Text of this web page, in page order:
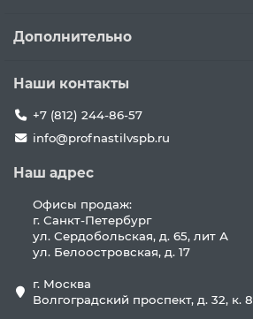
Дополнительно
Наши контакты
+7 (812) 244-86-57
info@profnastilvspb.ru
Наш адрес
Офисы продаж:
г. Санкт-Петербург
ул. Сердобольская, д. 65, лит А
ул. Белоостровская, д. 17
г. Москва
Волгоградский проспект, д. 32, к. 8